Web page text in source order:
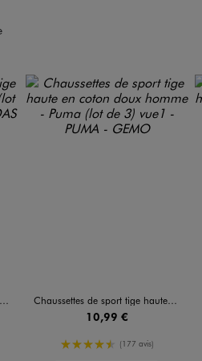
Chaussettes de sport tige haute en coton doux homme - Puma (lot de 3)
10,99 €
4.5/5 de moyenne
(177 avis)